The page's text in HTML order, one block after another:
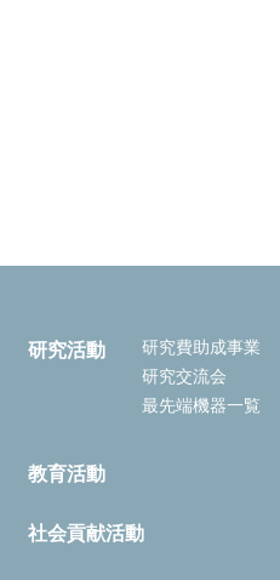
研究活動
研究費助成事業
研究交流会
最先端機器一覧
教育活動
社会貢献活動